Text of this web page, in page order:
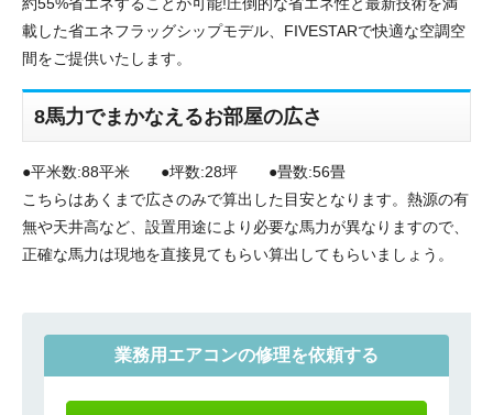
約55%省エネすることが可能!圧倒的な省エネ性と最新技術を満
載した省エネフラッグシップモデル、FIVESTARで快適な空調空
間をご提供いたします。
8馬力でまかなえるお部屋の広さ
●平米数:88平米 ●坪数:28坪 ●畳数:56畳
こちらはあくまで広さのみで算出した目安となります。熱源の有
無や天井高など、設置用途により必要な馬力が異なりますので、
正確な馬力は現地を直接見てもらい算出してもらいましょう。
業務用エアコンの修理を依頼する